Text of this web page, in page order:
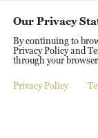
© China Radio
Our Privacy
By continuing to
Privacy Policy and
through your
Privacy Policy